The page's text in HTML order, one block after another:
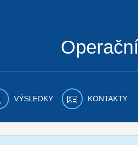
VÝSLEDKY KONTAKTY